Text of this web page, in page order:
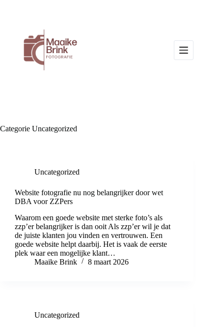
Categorie Uncategorized
Uncategorized
Website fotografie nu nog belangrijker door wet
DBA voor ZZPers
Waarom een goede website met sterke foto’s als
zzp’er belangrijker is dan ooit Als zzp’er wil je dat
de juiste klanten jou vinden en vertrouwen. Een
goede website helpt daarbij. Het is vaak de eerste
plek waar een mogelijke klant…
Maaike Brink
8 maart 2026
Uncategorized